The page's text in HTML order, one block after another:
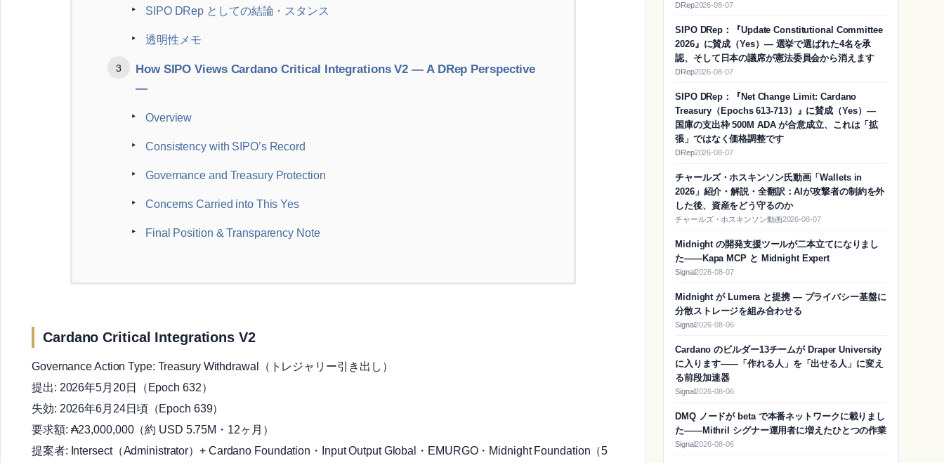
SIPO DRep としての結論・スタンス
透明性メモ
How SIPO Views Cardano Critical Integrations V2 — A DRep Perspective
—
Overview
Consistency with SIPO’s Record
Governance and Treasury Protection
Concerns Carried into This Yes
Final Position & Transparency Note
Cardano Critical Integrations V2
Governance Action Type: Treasury Withdrawal（トレジャリー引き出し）
提出: 2026年5月20日（Epoch 632）
失効: 2026年6月24日頃（Epoch 639）
要求額: ₳23,000,000（約 USD 5.75M・12ヶ月）
提案者: Intersect（Administrator）+ Cardano Foundation・Input Output Global・EMURGO・Midnight Foundation（5
DRep2026-08-07
SIPO DRep：『Update Constitutional Committee
2026』に賛成（Yes）― 選挙で選ばれた4名を承
認、そして日本の議席が憲法委員会から消えます
DRep2026-08-07
SIPO DRep：『Net Change Limit: Cardano
Treasury（Epochs 613-713）』に賛成（Yes）―
国庫の支出枠 500M ADA が合意成立、これは「拡
張」ではなく価格調整です
DRep2026-08-07
チャールズ・ホスキンソン氏動画「Wallets in
2026」紹介・解説・全翻訳：AIが攻撃者の制約を外
した後、資産をどう守るのか
チャールズ・ホスキンソン動画2026-08-07
Midnight の開発支援ツールが二本立てになりまし
た——Kapa MCP と Midnight Expert
Signal2026-08-07
Midnight が Lumera と提携 — プライバシー基盤に
分散ストレージを組み合わせる
Signal2026-08-06
Cardano のビルダー13チームが Draper University
に入ります——「作れる人」を「出せる人」に変え
る前段加速器
Signal2026-08-06
DMQ ノードが beta で本番ネットワークに載りまし
た——Mithril シグナー運用者に増えたひとつの作業
Signal2026-08-06